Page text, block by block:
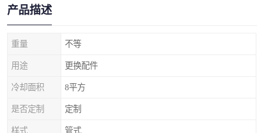
产品描述
重量 不等
用途 更换配件
冷却面积 8平方
是否定制 定制
样式 管式